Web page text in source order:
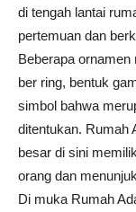
di tengah lantai
pertemuan dan
Beberapa
ber ring, bentuk
simbol bahwa
ditentukan. ️Rumah
besar di sini
orang dan
Di muka Rumah